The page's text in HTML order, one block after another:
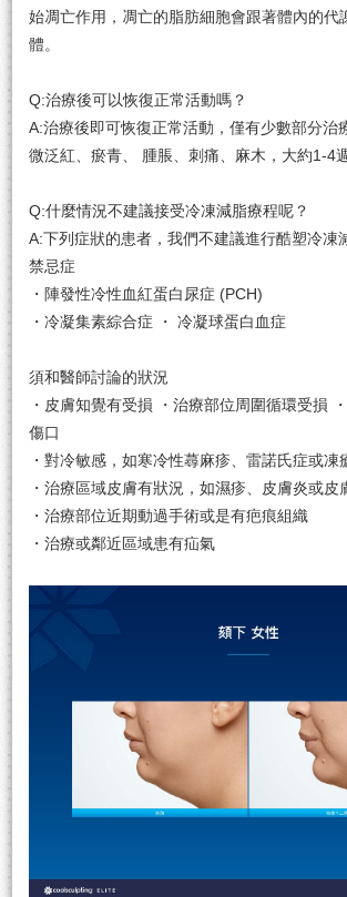
始凋亡作⽤，凋亡的脂肪細胞會跟著體內的代
體。
Q:治療後可以恢復正常活動嗎？
A:治療後即可恢復正常活動，僅有少數部分治
微泛紅、瘀青、 腫脹、刺痛、麻木，⼤約1-4
Q:什麼情況不建議接受冷凍減脂療程呢？
A:下列症狀的患者，我們不建議進⾏酷塑冷凍
禁忌症
・陣發性冷性血紅蛋白尿症 (PCH)
・冷凝集素綜合症 ・ 冷凝球蛋白血症
須和醫師討論的狀況
・皮膚知覺有受損 ・治療部位周圍循環受損
傷口
・對冷敏感，如寒冷性蕁麻疹、雷諾氏症或凍
・治療區域皮膚有狀況，如濕疹、皮膚炎或皮
・治療部位近期動過手術或是有疤痕組織
・治療或鄰近區域患有疝氣